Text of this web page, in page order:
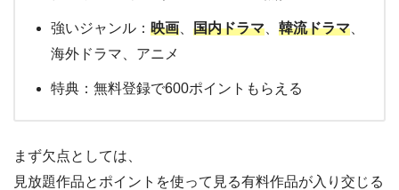
強いジャンル： 映画 国内ドラマ 韓流ドラマ
海外ドラマ、アニメ
特典：無料登録で600ポイントもらえる
まず欠点としては、
見放題作品とポイントを使って見る有料作品が入り交じる